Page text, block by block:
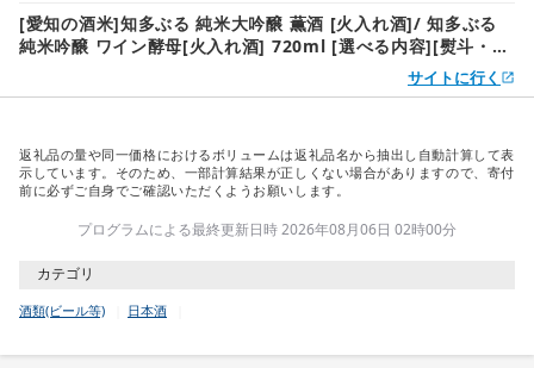
[愛知の酒米]知多ぶる 純米大吟醸 薫酒 [火入れ酒]/ 知多ぶる
純米吟醸 ワイン酵母[火入れ酒] 720ml [選べる内容][熨斗・包
装可]日本酒 お酒 地酒 酒蔵 ご当地 純米酒 晩酌 家飲み お取り
寄せ 常滑市 贈り物 贈答品 父の日 母の日 送料無料
サイトに行く
返礼品の量や同一価格におけるボリュームは返礼品名から抽出し自動計算して表
示しています。そのため、一部計算結果が正しくない場合がありますので、寄付
前に必ずご自身でご確認いただくようお願いします。
プログラムによる最終更新日時 2026年08月06日 02時00分
カテゴリ
酒類(ビール等) 日本酒